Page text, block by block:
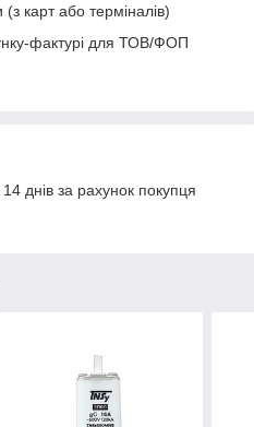
карт або терміналів)
фактурі для ТОВ/ФОП
днів за рахунок покупця